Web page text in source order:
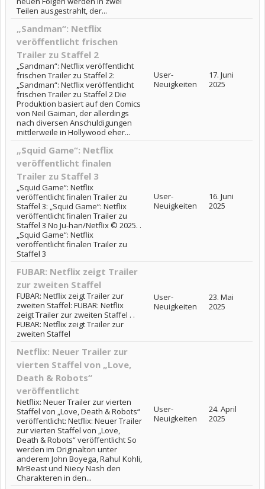
Teilen ausgestrahlt, der...
„Sandman“: Netflix
veröffentlicht frischen
Trailer zu Staffel 2
„Sandman“: Netflix veröffentlicht
frischen Trailer zu Staffel 2:
„Sandman“: Netflix veröffentlicht
frischen Trailer zu Staffel 2 Die
Produktion basiert auf den Comics
von Neil Gaiman, der allerdings
nach diversen Anschuldigungen
mittlerweile in Hollywood eher...
User-
Neuigkeiten
17. Juni
2025
„Squid Game“: Netflix
veröffentlicht finalen
Trailer zu Staffel 3
„Squid Game“: Netflix
veröffentlicht finalen Trailer zu
Staffel 3: „Squid Game“: Netflix
veröffentlicht finalen Trailer zu
Staffel 3 No Ju-han/Netflix © 2025. .
„Squid Game“: Netflix
veröffentlicht finalen Trailer zu
Staffel 3
User-
Neuigkeiten
16. Juni
2025
FUBAR: Netflix zeigt Trailer
zur zweiten Staffel
FUBAR: Netflix zeigt Trailer zur
zweiten Staffel: FUBAR: Netflix
zeigt Trailer zur zweiten Staffel . .
FUBAR: Netflix zeigt Trailer zur
zweiten Staffel
User-
Neuigkeiten
23. Mai
2025
Netflix: Neuer Trailer zur
vierten Staffel von „Love,
Death & Robots“
veröffentlicht
Netflix: Neuer Trailer zur vierten
Staffel von „Love, Death & Robots“
veröffentlicht: Netflix: Neuer Trailer
zur vierten Staffel von „Love,
Death & Robots“ veröffentlicht So
werden im Originalton unter
anderem John Boyega, Rahul Kohli,
MrBeast und Niecy Nash den
Charakteren in den...
User-
Neuigkeiten
24. April
2025